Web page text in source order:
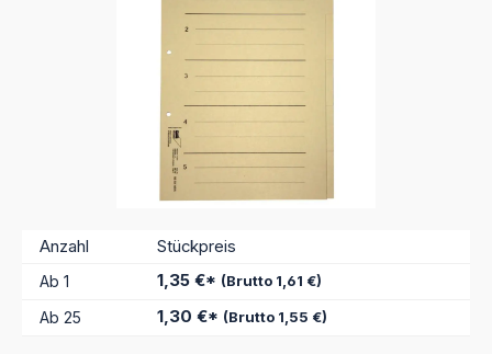
Anzahl Stückpreis
Ab 1 1,35 €* (Brutto 1,61 €)
Ab 25 1,30 €* (Brutto 1,55 €)